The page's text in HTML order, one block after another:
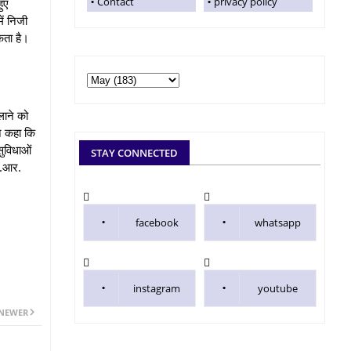
निजी
है।
को
कहा कि
STAY CONNECTED
facebook whatsapp
instagram youtube